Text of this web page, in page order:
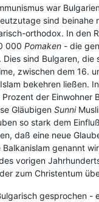
war
sind beinahe
orthodox. In den
000 Pomaken - die
sind Bulgaren, die
zwischen dem 16.
bekehren ließen.
der Einwohner
Gläubigen Sunni
so stark dem
daß eine neue
genannt
vorigen
zum Christentum
gesprochen -